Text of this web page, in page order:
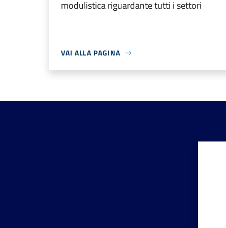
modulistica riguardante tutti i settori
VAI ALLA PAGINA